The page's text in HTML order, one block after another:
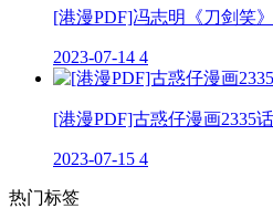
[港漫PDF]冯志明《刀剑笑
2023-07-14 4
[港漫PDF]古惑仔漫画2335
2023-07-15 4
热门标签